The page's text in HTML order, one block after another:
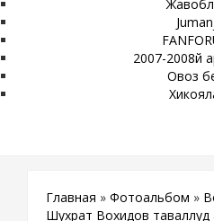
2007-2008й
Овоз
Главная » Фотоальбом »
Шухрат Вохидов таваллуд